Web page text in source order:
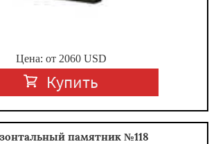
Цена: от 2060USD
Купить
памятник №118